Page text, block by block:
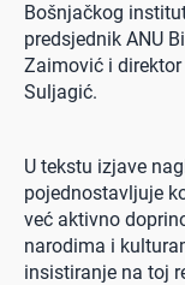
Bošnjačkog
predsjednik ANU
Zaimović i
Suljagić.
U tekstu izjave
pojednostavljuje
već aktivno
narodima i
insistiranje na toj